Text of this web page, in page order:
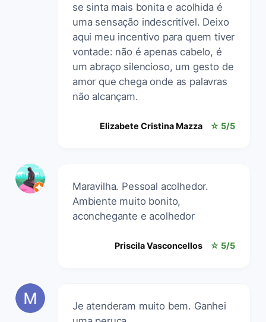
se sinta mais bonita e acolhida é
uma sensação indescritível. Deixo
aqui meu incentivo para quem tiver
vontade: não é apenas cabelo, é
um abraço silencioso, um gesto de
amor que chega onde as palavras
não alcançam.
Elizabete Cristina Mazza ☆ 5/5
Maravilha. Pessoal acolhedor.
Ambiente muito bonito,
aconchegante e acolhedor
Priscila Vasconcellos ☆ 5/5
Je atenderam muito bem. Ganhei